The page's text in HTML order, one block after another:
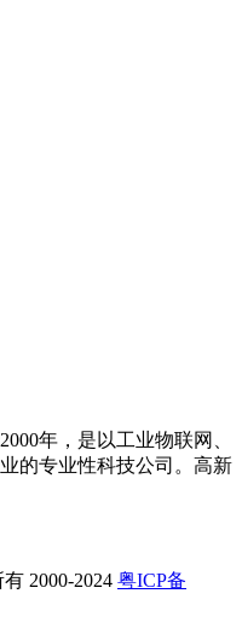
年，是以工业物联网、
的专业性科技公司。高新
2000-2024 粤ICP备